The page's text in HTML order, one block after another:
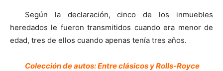
Según la declaración, cinco de los inmuebles
heredados le fueron transmitidos cuando era menor de
edad, tres de ellos cuando apenas tenía tres años.
Colección de autos: Entre clásicos y Rolls-Royce